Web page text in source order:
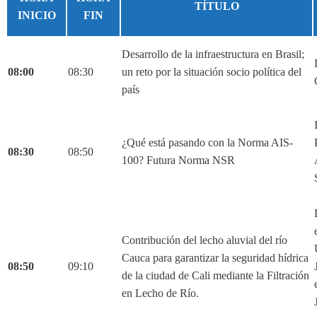
INICIO
FIN
TÍTULO
08:00 08:30
Desarrollo de la infraestructura en Brasil;
un reto por la situación socio política del
país
08:30 08:50
¿Qué está pasando con la Norma AIS-
100? Futura Norma NSR
08:50 09:10
Contribución del lecho aluvial del río
Cauca para garantizar la seguridad hídrica
de la ciudad de Cali mediante la Filtración
en Lecho de Río.